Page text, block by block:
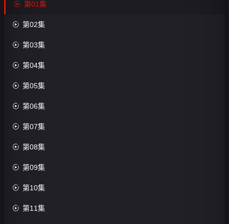
第
集
集完
收
分：
0.0
演：
 第01集
 第02集
 第03集
 第04集
 第05集
 第06集
 第07集
 第08集
 第09集
 第10集
 第11集